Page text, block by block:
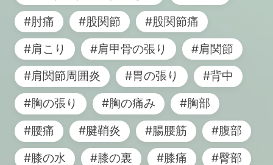
#肘痛
#股関節
#股関節痛
#肩こり
#肩甲骨の張り
#肩関節
#肩関節周囲炎
#胃の張り
#背中
#胸の張り
#胸の痛み
#胸部
#腰痛
#腱鞘炎 #腸腰筋
#腹部
#膝の水
#膝の裏 #膝痛
#臀部